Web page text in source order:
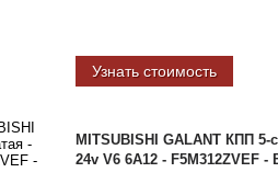
Узнать стоимость
MITSUBISHI GALANT КПП 5-
24v V6 6A12 - F5M312ZVEF -